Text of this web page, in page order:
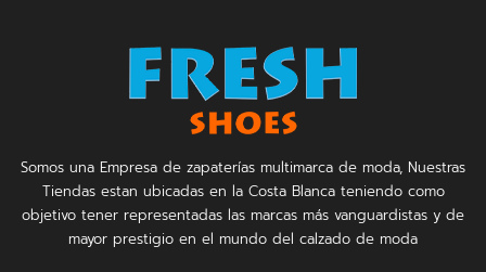
Somos una Empresa de zapaterías multimarca de moda, Nuestras
Tiendas estan ubicadas en la Costa Blanca teniendo como
objetivo tener representadas las marcas más vanguardistas y de
mayor prestigio en el mundo del calzado de moda